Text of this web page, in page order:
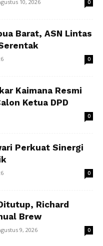
10, 2026 0
Barat, ASN Lintas
0
Kaimana Resmi
Ketua DPD
0
Perkuat Sinergi
0
Richard
Brew
9, 2026 0